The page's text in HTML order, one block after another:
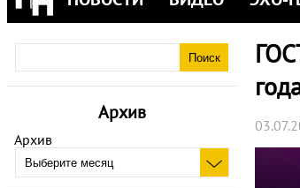
Архив
Архив